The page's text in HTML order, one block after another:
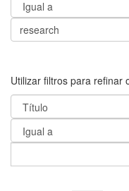
Utilizar filtros para refinar